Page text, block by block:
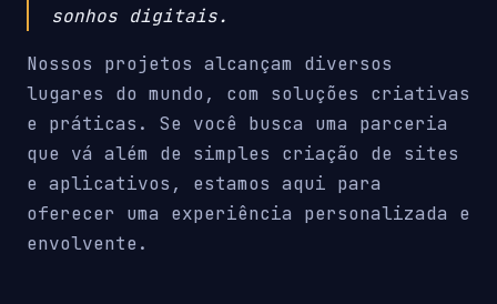
sonhos digitais.
Nossos projetos alcançam diversos
lugares do mundo, com soluções criativas
e práticas. Se você busca uma parceria
que vá além de simples criação de sites
e aplicativos, estamos aqui para
oferecer uma experiência personalizada e
envolvente.